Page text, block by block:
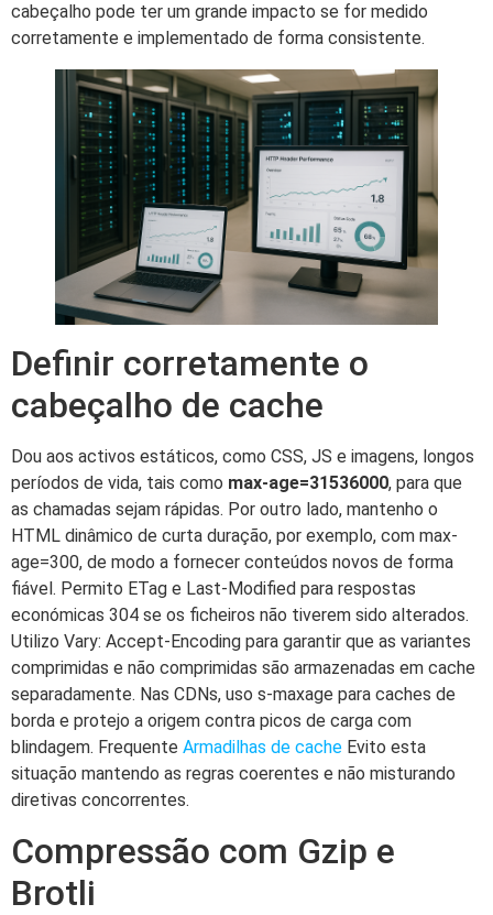
cabeçalho pode ter um grande impacto se for medido
corretamente e implementado de forma consistente.
Definir corretamente o
cabeçalho de cache
Dou aos activos estáticos, como CSS, JS e imagens, longos
períodos de vida, tais como max-age=31536000, para que
as chamadas sejam rápidas. Por outro lado, mantenho o
HTML dinâmico de curta duração, por exemplo, com max-
age=300, de modo a fornecer conteúdos novos de forma
fiável. Permito ETag e Last-Modified para respostas
económicas 304 se os ficheiros não tiverem sido alterados.
Utilizo Vary: Accept-Encoding para garantir que as variantes
comprimidas e não comprimidas são armazenadas em cache
separadamente. Nas CDNs, uso s-maxage para caches de
borda e protejo a origem contra picos de carga com
blindagem. Frequente Armadilhas de cache Evito esta
situação mantendo as regras coerentes e não misturando
diretivas concorrentes.
Compressão com Gzip e
Brotli